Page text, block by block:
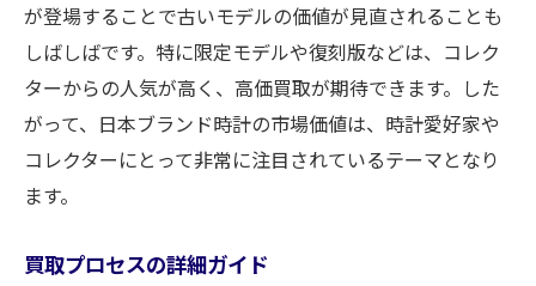
が登場することで古いモデルの価値が見直されることも
しばしばです。特に限定モデルや復刻版などは、コレク
ターからの人気が高く、高価買取が期待できます。した
がって、日本ブランド時計の市場価値は、時計愛好家や
コレクターにとって非常に注目されているテーマとなり
ます。
買取プロセスの詳細ガイド